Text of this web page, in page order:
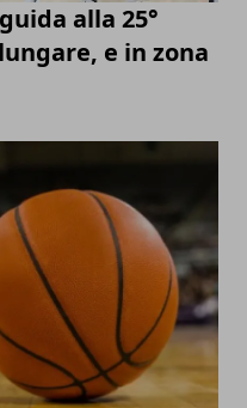
alla 25°
e in zona